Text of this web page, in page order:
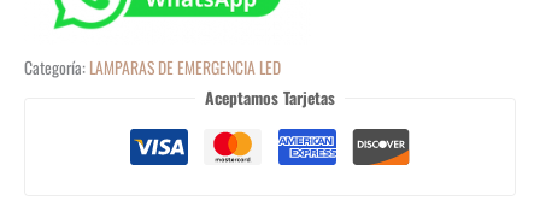
Categoría: LAMPARAS DE EMERGENCIA LED
Aceptamos Tarjetas